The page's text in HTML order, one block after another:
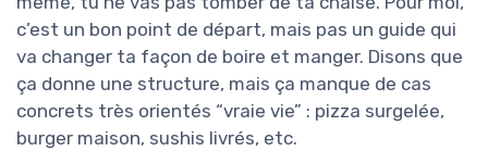
c’est un bon point de départ, mais pas un guide qui
va changer ta façon de boire et manger. Disons que
ça donne une structure, mais ça manque de cas
concrets très orientés “vraie vie” : pizza surgelée,
burger maison, sushis livrés, etc.